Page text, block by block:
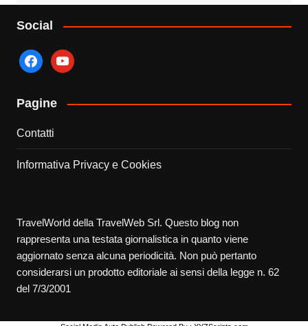
Social
facebookyoutube
Pagine
Contatti
Informativa Privacy e Cookies
TravelWorld della TravelWeb Srl. Questo blog non
rappresenta una testata giornalistica in quanto viene
aggiornato senza alcuna periodicità. Non può pertanto
considerarsi un prodotto editoriale ai sensi della legge n. 62
del 7/3/2001